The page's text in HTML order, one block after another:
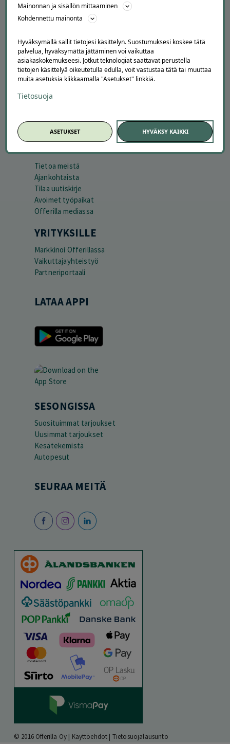
APUA JA NEUVOJA
Peruuta tilaus
Asiakaspalvelu
Suosittele Offerillaa
TUTUSTU MEIHIN
Tietoa meistä
Ajankohtaista
Tilaa uutiskirje
Avoimet työpaikat
Offerilla mediassa
YRITYKSILLE
Markkinoi Offerillassa
Vaikuttajayhteistyö
Partneriportaali
LATAA APPI
SESONGISSA
Suosituimmat tarjoukset
Uusimmat tarjoukset
Kesätekemistä
Autopesut
SEURAA MEITÄ
© 2016 Offerilla Oy | Käyttöehdot | Tietosuojalausunto
Mainonnan ja sisällön mittaaminen
Kohdennettu mainonta
Hyväksymällä sallit tietojesi käsittelyn. Suostumuksesi koskee tätä
palvelua, hyväksymättä jättäminen voi vaikuttaa
asiakaskokemukseesi. Jotkut teknologiat saattavat perustella
tietojen käsittelyä oikeutetulla edulla, voit vastustaa tätä tai muuttaa
muita asetuksia klikkaamalla "Asetukset" linkkiä.
Tietosuoja
ASETUKSET HYVÄKSY KAIKKI